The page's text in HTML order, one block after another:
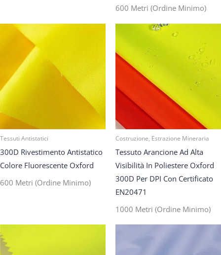
600 Metri (ordine Minimo)
Tessuti Antistatici
300D Rivestimento Antistatico
Colore Fluorescente Oxford
600 Metri (ordine Minimo)
Costruzione, Estrazione Mineraria
Tessuto Arancione Ad Alta
Visibilità In Poliestere Oxford
300D Per DPI Con Certificato
EN20471
1000 Metri (ordine Minimo)